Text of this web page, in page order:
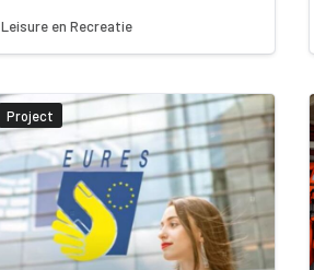
Leisure en Recreatie
Project